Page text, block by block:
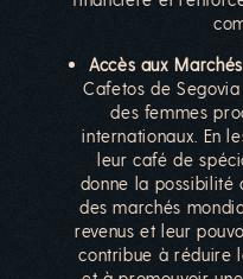
Accès aux
Cafetos de
des femmes
internationaux. En
leur café de
donne la possibilité
des marchés
revenus et leur
contribue à réduire